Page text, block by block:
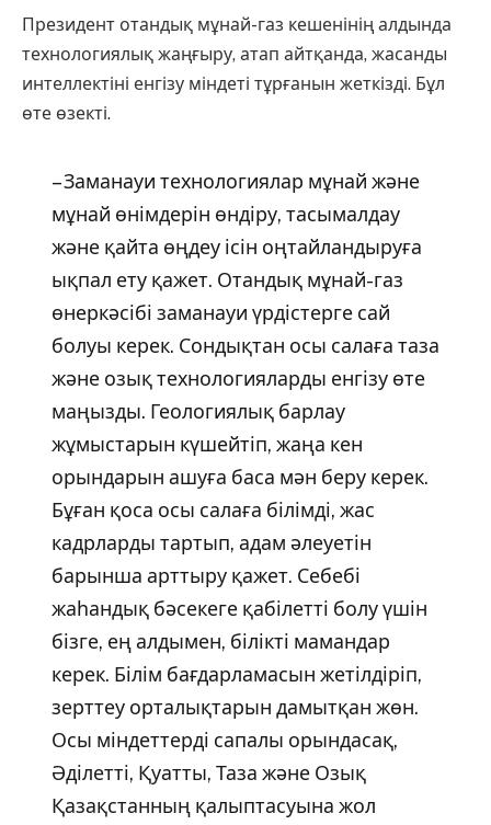
Президент отандық мұнай-газ кешенінің алдында
технологиялық жаңғыру, атап айтқанда, жасанды
интеллектіні енгізу міндеті тұрғанын жеткізді. Бұл
өте өзекті.
– Заманауи технологиялар мұнай және
мұнай өнімдерін өндіру, тасымалдау
және қайта өңдеу ісін оңтайландыруға
ықпал ету қажет. Отандық мұнай-газ
өнеркәсібі заманауи үрдістерге сай
болуы керек. Сондықтан осы салаға таза
және озық технологияларды енгізу өте
маңызды. Геологиялық барлау
жұмыстарын күшейтіп, жаңа кен
орындарын ашуға баса мән беру керек.
Бұған қоса осы салаға білімді, жас
кадрларды тартып, адам әлеуетін
барынша арттыру қажет. Себебі
жаһандық бәсекеге қабілетті болу үшін
бізге, ең алдымен, білікті мамандар
керек. Білім бағдарламасын жетілдіріп,
зерттеу орталықтарын дамытқан жөн.
Осы міндеттерді сапалы орындасақ,
Әділетті, Қуатты, Таза және Озық
Қазақстанның қалыптасуына жол